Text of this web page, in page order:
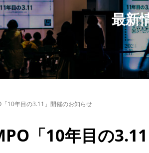
最新
「10年目の3.11」開催のお知らせ
「10年目の